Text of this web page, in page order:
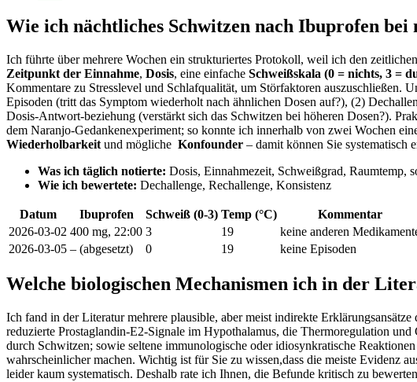
Wie ich nächtliches Schwitzen nach Ibuprofen
Ich führte über ‍mehrere Wochen ein strukturiertes ⁣Protokoll, weil ich den
Zeitpunkt der Einnahme, Dosis, eine einfache⁣ Schweißskala‌ (0 =‌ nichts, 3 ​=
Kommentare zu Stresslevel und ​Schlafqualität, um‍ Störfaktoren auszuschließen.
⁢Episoden (tritt das Symptom wiederholt nach ähnlichen Dosen auf?), (2)
Dosis‑Antwort‑beziehung (verstärkt sich das Schwitzen bei ⁣höheren Dosen?).‍
dem ​Naranjo‑Gedankenexperiment; so ⁢konnte ich innerhalb von zwei⁢ Wochen
Wiederholbarkeit und mögliche ⁤ Konfounder – ⁢damit können Sie systematisch​
Was ich täglich ​notierte: ‌Dosis, Einnahmezeit, ‌Schweißgrad, Raumtemp,
Wie ich bewertete: Dechallenge, ⁤Rechallenge, Konsistenz
Datum Ibuprofen Schweiß ⁤(0-3) Temp (°C)
Kommentar
2026‑03‑02 400 mg, 22:00 3 19
keine anderen
2026‑03‑05 – (abgesetzt) 0 19 keine Episoden
Welche biologischen Mechanismen ich in der
Ich ‍fand in⁤ der Literatur⁤ mehrere plausible, aber meist indirekte
reduzierte Prostaglandin‑E2‑Signale im Hypothalamus, die Thermoregulation
durch ​Schwitzen; sowie seltene ⁢immunologische oder idiosynkratische
wahrscheinlicher machen. ⁢Wichtig ist für Sie zu wissen,dass die ⁣meiste⁣ Evidenz
leider kaum⁢ systematisch. Deshalb rate​ ich Ihnen, die ⁤Befunde kritisch zu‌